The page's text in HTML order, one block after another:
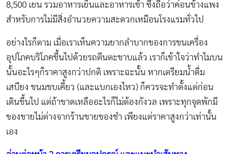
8,500 เยน รวมอาหารเย็นและอาหารเช้า ซึ่งถือว่าค่อนข้างแพง
สำหรับการไม่มีสิ่งอำนวยความสะดวกเหมือนโรงแรมทั่วไป
อย่างไรก็ตาม เมื่อเราเห็นความยากลำบากของการขนเครื่อง
อุปโภคบริโภคขึ้นไปด้วยรถตีนตะขาบแล้ว เราก็เข้าใจว่าทำไมบน
นั้นอะไรๆก็ราคาสูงกว่าปกติ เพราะฉะนั้น หากเตรียมน้ำดื่ม
เสบียง ขนมขบเคี้ยว (และแบกเองไหว) ก็ควรจะทำตั้งแต่ก่อน
เดินขึ้นไป แต่ถ้าขาดเหลืออะไรก็ไม่ต้องกังวล เพราะทุกจุดพักมี
ของขายไม่ต่างจากร้านขายของชำ เพียงแต่ราคาสูงกว่าเท่านั้น
เอง